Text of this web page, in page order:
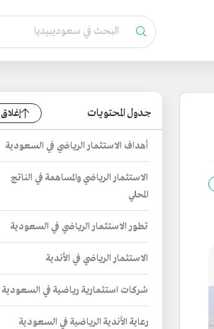
جدول المحتويات إغلاق
أهداف الاستثمار الرياضي في السعودية
الاستثمار الرياضي والمساهمة في الناتج
المحلي
تطور الاستثمار الرياضي في السعودية
الاستثمار الرياضي في الأندية
شركات استثمارية رياضية في السعودية
رعاية الأندية الرياضية في السعودية